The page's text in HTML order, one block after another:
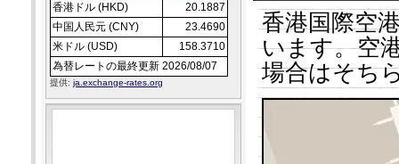
香港国際空
います。空
場合はそち
香港ドル (HKD)
20.1887
中国人民元 (CNY)
23.4690
米ドル (USD)
158.3710
為替レートの最終更新 2026/08/07
提供: ja.exchange-rates.org